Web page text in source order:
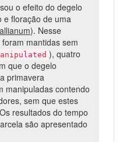
o efeito do degelo
e floração de uma
). Nesse
mantidas sem
), quatro
que o degelo
primavera
manipuladas contendo
sem que estes
resultados do tempo
são apresentado